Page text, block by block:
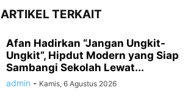
ARTIKEL TERKAIT
Afan Hadirkan “Jangan Ungkit-
Ungkit”, Hipdut Modern yang Siap
Sambangi Sekolah Lewat...
admin - Kamis, 6 Agustus 2026